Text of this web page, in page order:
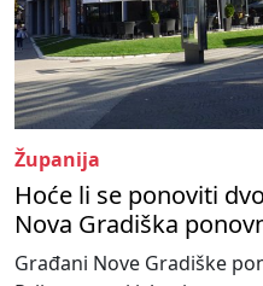
Županija
Hoće li se ponoviti
Nova Gradiška
Građani Nove Gradiške